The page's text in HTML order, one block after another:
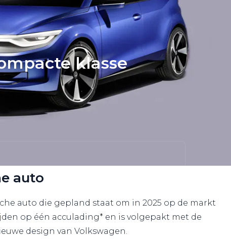
klasse
auto
auto die gepland staat om in 2025 op de markt
op één acculading* en is volgepakt met de
design van Volkswagen.